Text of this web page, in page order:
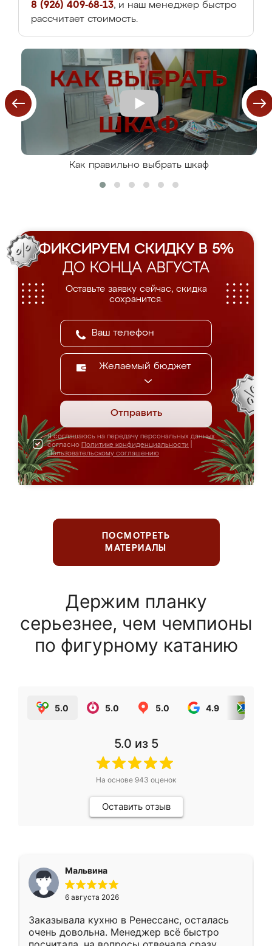
8 (926) 409-68-13, и наш менеджер быстро
рассчитает стоимость.
Как правильно выбрать шкаф
ФИКСИРУЕМ СКИДКУ В 5%
ДО КОНЦА АВГУСТА
Оставьте заявку сейчас, скидка
сохранится.
Желаемый бюджет
Отправить
Я соглашаюсь на передачу персональных данных
согласно Политике конфиденциальности
Пользовательскому соглашению
ПОСМОТРЕТЬ
МАТЕРИАЛЫ
Держим планку
серьезнее, чем чемпионы
по фигурному катанию
5.0 5.0 5.0 4.9
5.0 из 5
На основе 943 оценок
Оставить отзыв
Мальвина
6 августа 2026
Заказывала кухню в Ренессанс, осталась
очень довольна. Менеджер всё быстро